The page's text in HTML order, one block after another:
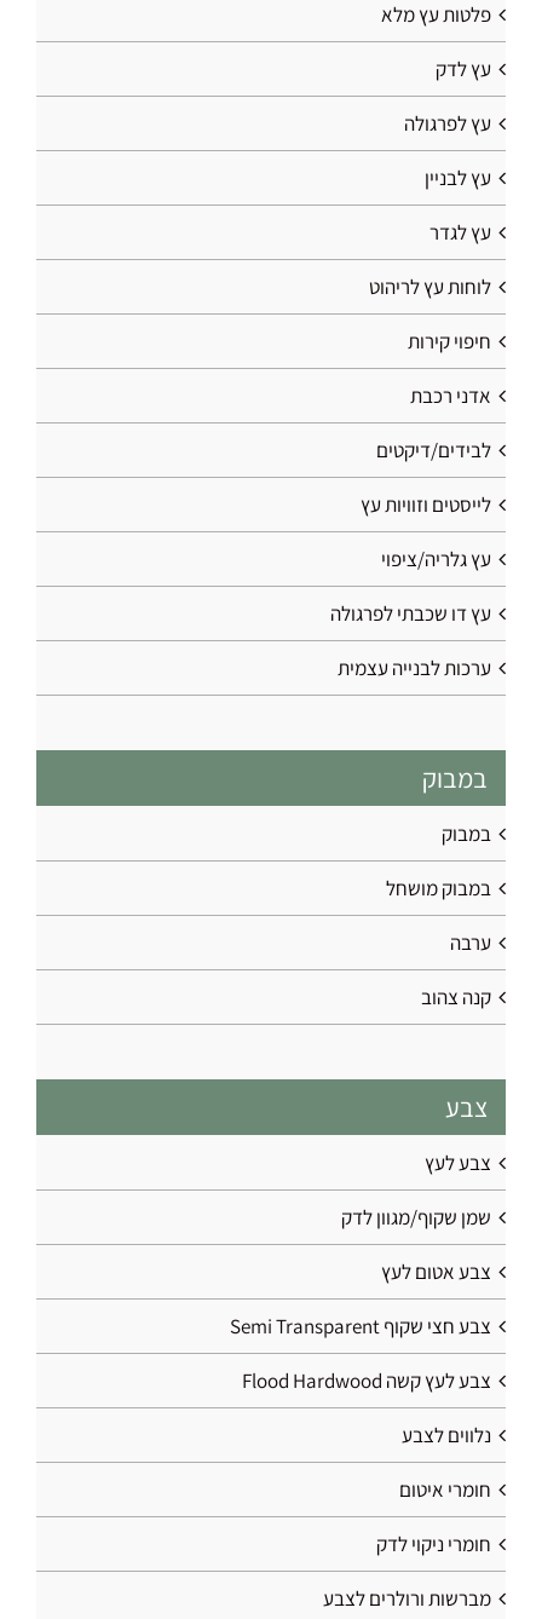
פלטות עץ מלא
עץ לדק
עץ לפרגולה
עץ לבניין
עץ לגדר
לוחות עץ לריהוט
חיפוי קירות
אדני רכבת
לבידים/דיקטים
לייסטים וזוויות עץ
עץ גלריה/ציפוי
עץ דו שכבתי לפרגולה
ערכות לבנייה עצמית
במבוק
במבוק
במבוק מושחל
ערבה
קנה צהוב
צבע
צבע לעץ
שמן שקוף/מגוון לדק
צבע אטום לעץ
צבע חצי שקוף Semi Transparent
צבע לעץ קשה Flood Hardwood
נלווים לצבע
חומרי איטום
חומרי ניקוי לדק
מברשות ורולרים לצבע